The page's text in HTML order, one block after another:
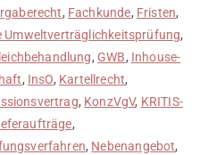
, Fachkunde, Fristen,
Umweltverträglichkeitsprüfung,
, GWB, Inhouse-
, InsO, Kartellrecht,
, KonzVgV, KRITIS-
,
, Nebenangebot,